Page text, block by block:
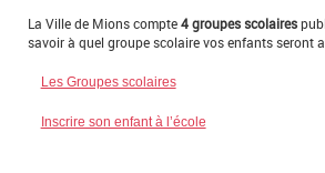
La Ville de Mions compte4 groupes scolaires
savoir à quel groupe scolaire vos enfants seront
Les Groupes scolaires
Inscrire son enfant à l’école